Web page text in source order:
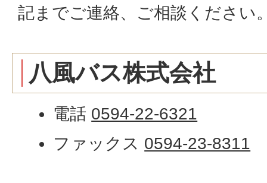
記までご連絡、ご相談ください
八風バス株式会社
電話 0594-22-6321
ファックス 0594-23-8311